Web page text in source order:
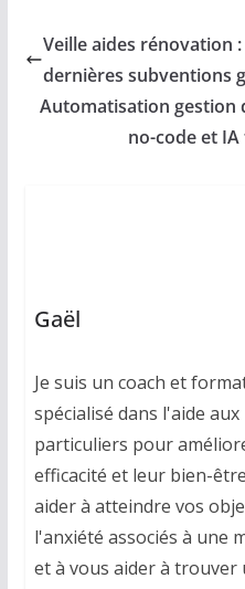
Veille aides rénovation
dernières subventions
Automatisation gestion
no-code et
Gaël
Je suis un coach et
spécialisé dans l'aide
particuliers pour
efficacité et leur bien-
aider à atteindre vos
l'anxiété associés à une
et à vous aider à